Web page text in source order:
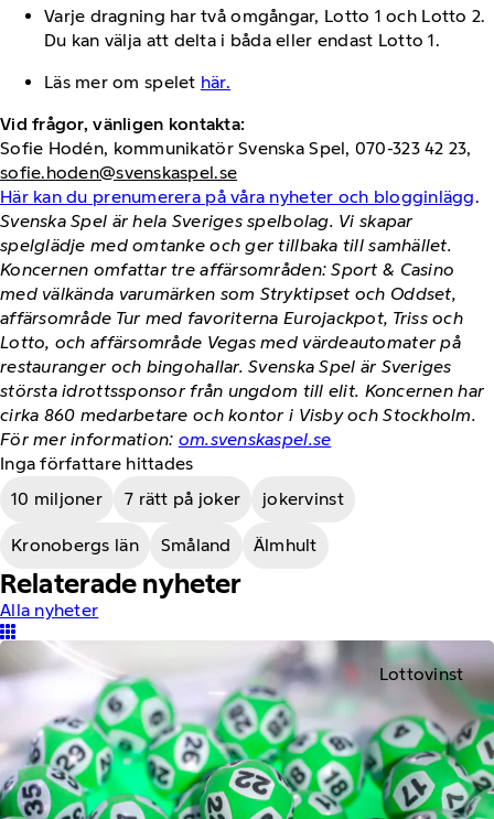
Varje dragning har två omgångar, Lotto 1 och Lotto 2.
Du kan välja att delta i båda eller endast Lotto 1.
Läs mer om spelet här.
Vid frågor, vänligen kontakta:
Sofie Hodén, kommunikatör Svenska Spel, 070-323 42 23,
sofie.hoden@svenskaspel.se
Här kan du prenumerera på våra nyheter och blogginlägg.
Svenska Spel är hela Sveriges spelbolag. Vi skapar
spelglädje med omtanke och ger tillbaka till samhället.
Koncernen omfattar tre affärsområden: Sport & Casino
med välkända varumärken som Stryktipset och Oddset,
affärsområde Tur med favoriterna Eurojackpot, Triss och
Lotto, och affärsområde Vegas med värdeautomater på
restauranger och bingohallar. Svenska Spel är Sveriges
största idrottssponsor från ungdom till elit. Koncernen har
cirka 860 medarbetare och kontor i Visby och Stockholm.
För mer information: om.svenskaspel.se
Inga författare hittades
10 miljoner
7 rätt på joker jokervinst
Kronobergs län Småland Älmhult
Relaterade nyheter
Alla nyheter
Lottovinst